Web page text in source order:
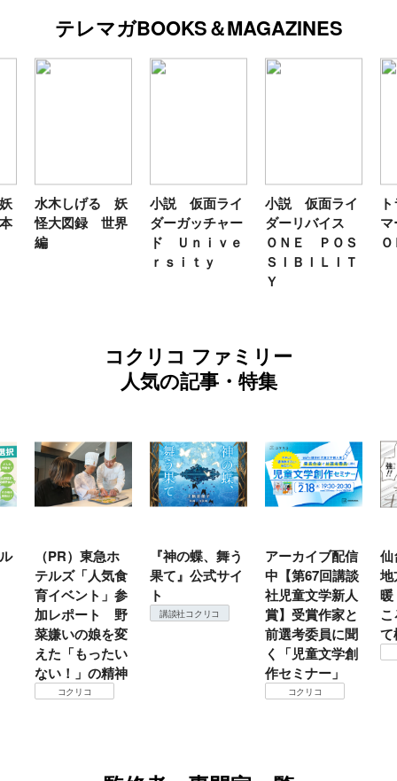
テレマガBOOKS＆MAGAZINES
水木しげる 妖
怪大図録 世界
編
小説 仮面ライ
ダーガッチャー
ド Ｕｎｉｖｅ
ｒｓｉｔｙ
小説 仮面ライ
ダーリバイス
ＯＮＥ ＰＯＳ
ＳＩＢＩＬＩＴ
Ｙ
コクリコ ファミリー
人気の記事・特集
（PR）東急ホ
テルズ「人気食
育イベント」参
加レポート 野
菜嫌いの娘を変
えた「もったい
ない！」の精神
コクリコ
『神の蝶、舞う
果て』公式サイ
ト
講談社コクリコ
アーカイブ配信
中【第67回講談
社児童文学新人
賞】受賞作家と
前選考委員に聞
く「児童文学創
作セミナー」
コクリコ
仙
地
て